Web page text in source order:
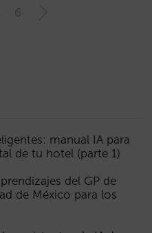
6
manual IA para
de tu hotel (parte 1)
del GP de
de México para los